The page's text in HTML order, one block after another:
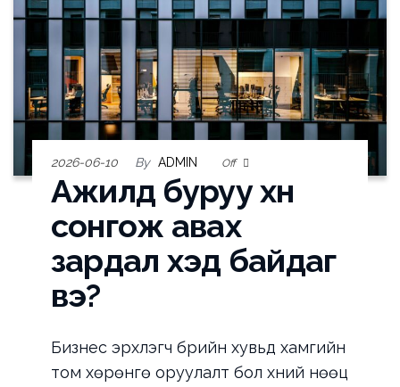
2026-06-10 By ADMIN Off
Ажилд буруу хүн
сонгож авах
зардал хэд байдаг
вэ?
Бизнес эрхлэгч бүрийн хувьд хамгийн
том хөрөнгө оруулалт бол хүний нөөц